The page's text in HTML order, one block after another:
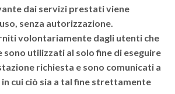
dai servizi prestati viene
senza autorizzazione.
volontariamente dagli utenti che
utilizzati al solo fine di eseguire
richiesta e sono comunicati a
cui ciò sia a tal fine strettamente